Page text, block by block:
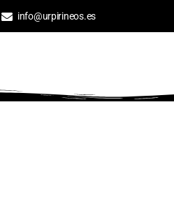
info@urpirineos.es